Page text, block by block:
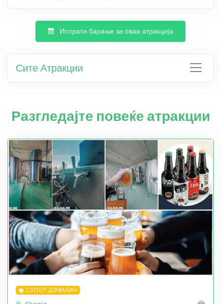
Испрати барање за оваа атракција
Сите Атракции
Разгледајте повеќе атракции
СУПЕР ДОМАЌИН